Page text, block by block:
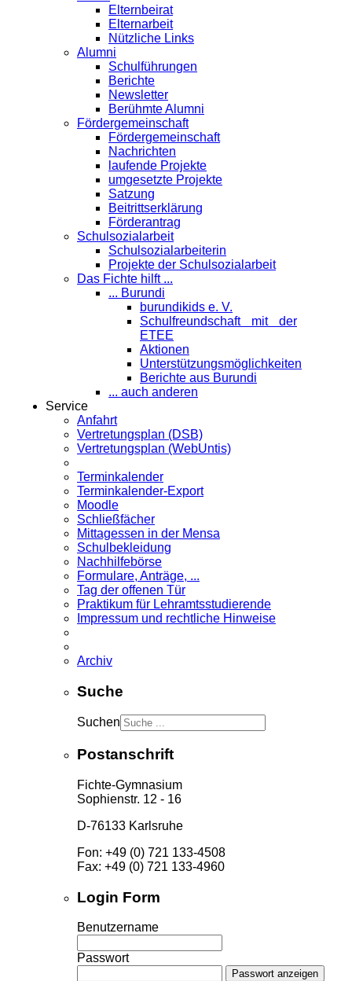
Elternbeirat
Elternarbeit
Nützliche Links
Alumni
Schulführungen
Berichte
Newsletter
Berühmte Alumni
Förder­gemeinschaft
Fördergemeinschaft
Nachrichten
laufende Projekte
umgesetzte Projekte
Satzung
Beitrittserklärung
Förderantrag
Schul­sozialarbeit
Schulsozialarbeiterin
Projekte der Schulsozialarbeit
Das Fichte hilft ...
... Burundi
burundikids e. V.
Schulfreundschaft mit der
ETEE
Aktionen
Unterstützungsmöglichkeiten
Berichte aus Burundi
... auch anderen
Service
Anfahrt
Vertretungsplan (DSB)
Vertretungsplan (WebUntis)
Terminkalender
Terminkalender-Export
Moodle
Schließfächer
Mittagessen in der Mensa
Schulbekleidung
Nachhilfebörse
Formulare, Anträge, ...
Tag der offenen Tür
Praktikum für Lehramts­studierende
Impressum und rechtliche Hinweise
Archiv
Suche
Suchen
Postanschrift
Fichte-Gymnasium
Sophienstr. 12 - 16
D-76133 Karlsruhe
Fon: +49 (0) 721 133-4508
Fax: +49 (0) 721 133-4960
Login Form
Benutzername
Passwort
Passwort anzeigen